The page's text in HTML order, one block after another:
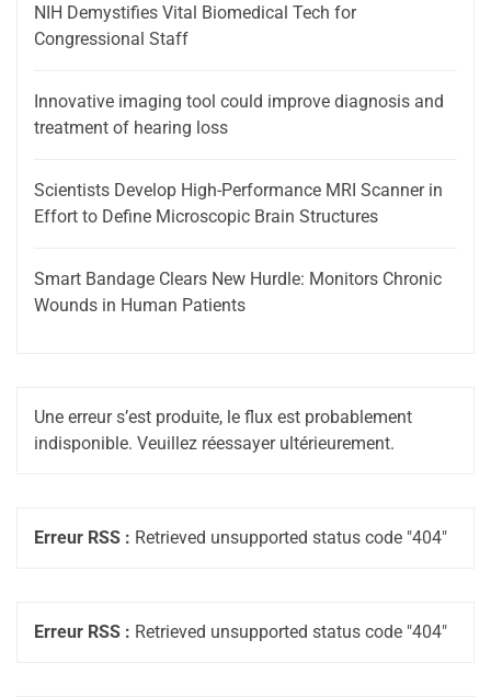
NIH Demystifies Vital Biomedical Tech for
Congressional Staff
Innovative imaging tool could improve diagnosis and
treatment of hearing loss
Scientists Develop High-Performance MRI Scanner in
Effort to Define Microscopic Brain Structures
Smart Bandage Clears New Hurdle: Monitors Chronic
Wounds in Human Patients
Une erreur s’est produite, le flux est probablement
indisponible. Veuillez réessayer ultérieurement.
Erreur RSS : Retrieved unsupported status code "404"
Erreur RSS : Retrieved unsupported status code "404"